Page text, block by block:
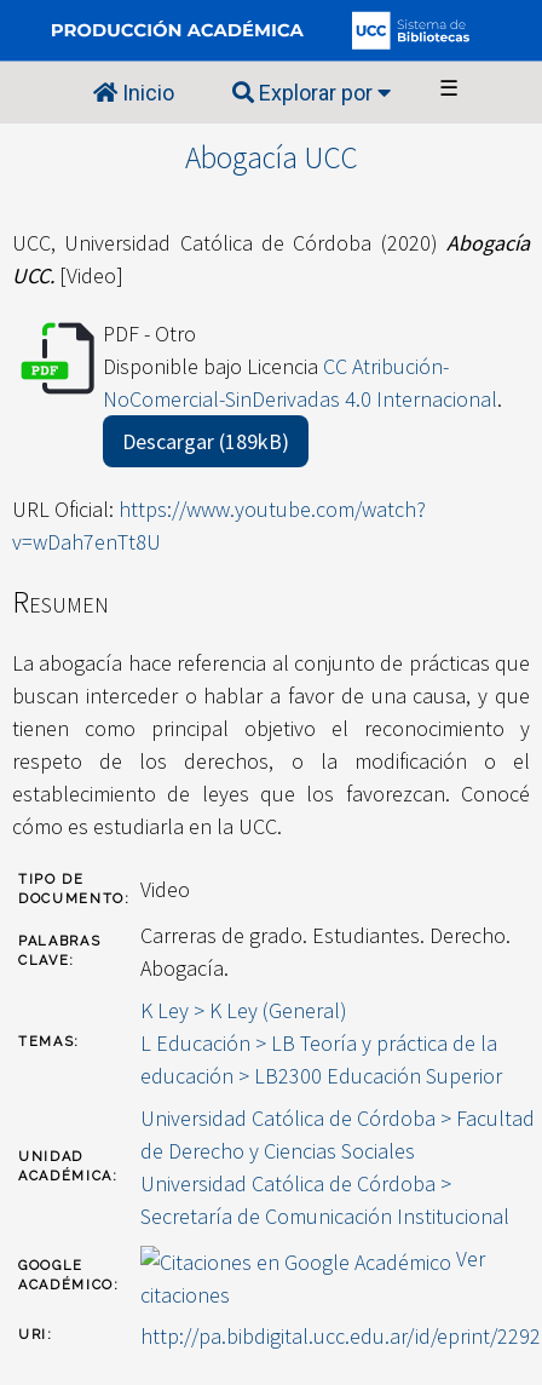
Inicio Explorar por ☰
Abogacía UCC
UCC, Universidad Católica de Córdoba (2020)Abogacía
UCC. [Video]
PDF - Otro
Disponible bajo Licencia CC Atribución-
NoComercial-SinDerivadas 4.0 Internacional.
Descargar (189kB)
URL Oficial: https://www.youtube.com/watch?
v=wDah7enTt8U
Resumen
La abogacía hace referencia al conjunto de prácticas que
buscan interceder o hablar a favor de una causa, y que
tienen como principal objetivo el reconocimiento y
respeto de los derechos, o la modificación o el
establecimiento de leyes que los favorezcan. Conocé
cómo es estudiarla en la UCC.
TIPO DE
DOCUMENTO:
Video
PALABRAS
CLAVE:
Carreras de grado. Estudiantes. Derecho.
Abogacía.
TEMAS:
K Ley > K Ley (General)
L Educación > LB Teoría y práctica de la
educación > LB2300 Educación Superior
UNIDAD
ACADÉMICA:
Universidad Católica de Córdoba > Facultad
de Derecho y Ciencias Sociales
Universidad Católica de Córdoba >
Secretaría de Comunicación Institucional
GOOGLE
ACADÉMICO:
Ver
citaciones
URI: http://pa.bibdigital.ucc.edu.ar/id/eprint/2292